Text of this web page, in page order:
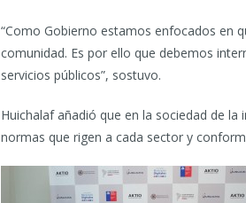
“Como Gobierno estamos enfocados en
comunidad. Es por ello que debemos
servicios públicos”, sostuvo.
Huichalaf añadió que en la sociedad de
normas que rigen a cada sector y